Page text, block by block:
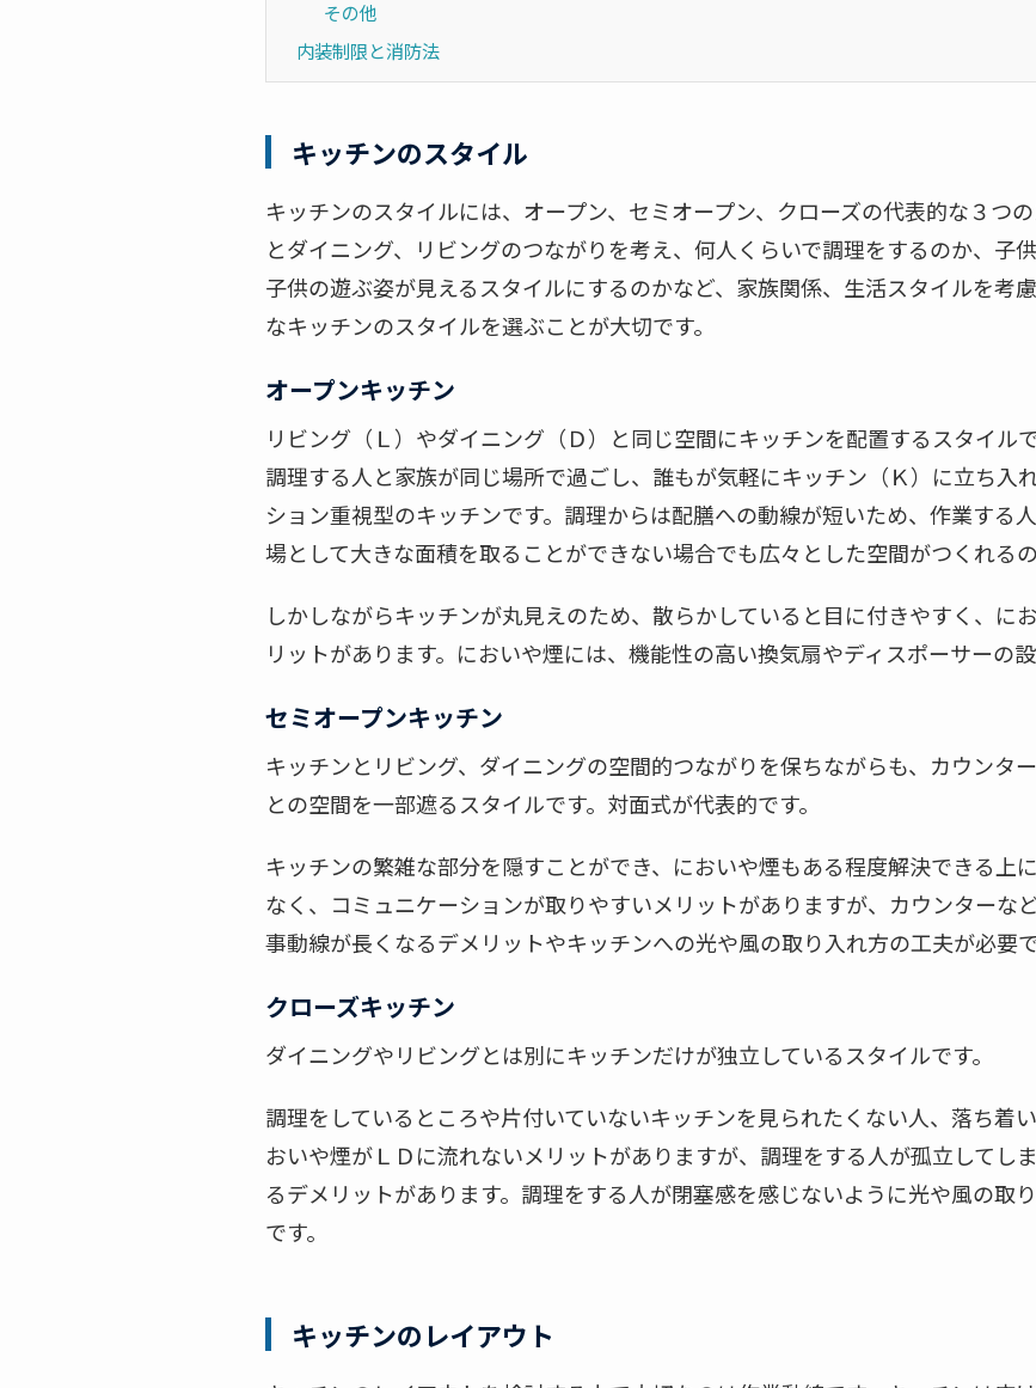
その他
内装制限と消防法
キッチンのスタイル
キッチンのスタイルには、オープン、セミオープン、クローズの代表的な３つ
とダイニング、リビングのつながりを考え、何人くらいで調理をするのか、子
子供の遊ぶ姿が見えるスタイルにするのかなど、家族関係、生活スタイルを考
なキッチンのスタイルを選ぶことが大切です。
オープンキッチン
リビング（Ｌ）やダイニング（Ｄ）と同じ空間にキッチンを配置するスタイルで
調理する人と家族が同じ場所で過ごし、誰もが気軽にキッチン（Ｋ）に立ち入
ション重視型のキッチンです。調理からは配膳への動線が短いため、作業する
場として大きな面積を取ることができない場合でも広々とした空間がつくれるの
しかしながらキッチンが丸見えのため、散らかしていると目に付きやすく、に
リットがあります。においや煙には、機能性の高い換気扇やディスポーサーの設
セミオープンキッチン
キッチンとリビング、ダイニングの空間的つながりを保ちながらも、カウンタ
との空間を一部遮るスタイルです。対面式が代表的です。
キッチンの繁雑な部分を隠すことができ、においや煙もある程度解決できる上
なく、コミュニケーションが取りやすいメリットがありますが、カウンターな
事動線が長くなるデメリットやキッチンへの光や風の取り入れ方の工夫が必要で
クローズキッチン
ダイニングやリビングとは別にキッチンだけが独立しているスタイルです。
調理をしているところや片付いていないキッチンを見られたくない人、落ち着
おいや煙がＬＤに流れないメリットがありますが、調理をする人が孤立してし
るデメリットがあります。調理をする人が閉塞感を感じないように光や風の取
です。
キッチンのレイアウト